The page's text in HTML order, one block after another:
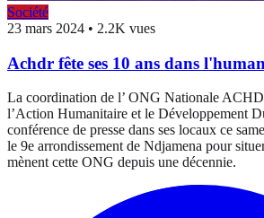
Société
23 mars 2024 • 2.2K vues
Achdr fête ses 10 ans dans
La coordination de l’ ONG Nationale
l’Action Humanitaire et le Développement
conférence de presse dans ses locaux ce
le 9e arrondissement de Ndjamena pour
mènent cette ONG depuis une décennie.